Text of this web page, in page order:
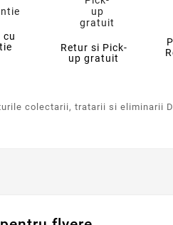
cu
Retur si Pick-
up gratuit
colectarii, tratarii si eliminarii